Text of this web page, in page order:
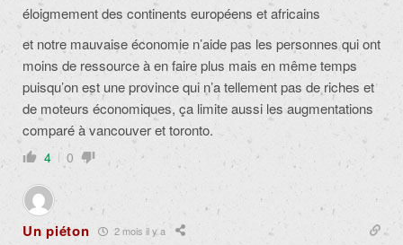
éloigmement des continents européens et africains
et notre mauvaise économie n’aide pas les personnes qui ont
moins de ressource à en faire plus mais en même temps
puisqu’on est une province qui n’a tellement pas de riches et
de moteurs économiques, ça limite aussi les augmentations
comparé à vancouver et toronto.
4 0
Un piéton 2 mois il y a